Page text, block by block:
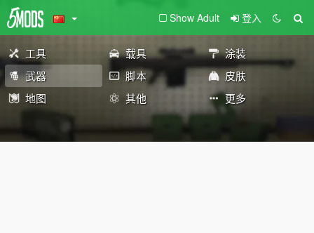
Show Adult 登入
工具 载具
涂装
武器
脚本
皮肤
地图
其他 更多